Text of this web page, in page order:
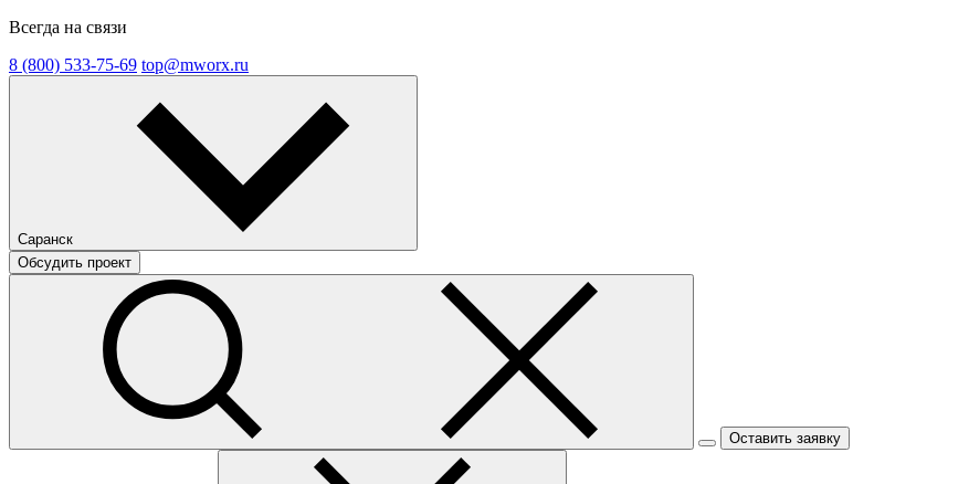
Всегда на связи
8 (800) 533-75-69 top@mworx.ru
Саранск
Обсудить проект
Оставить заявку